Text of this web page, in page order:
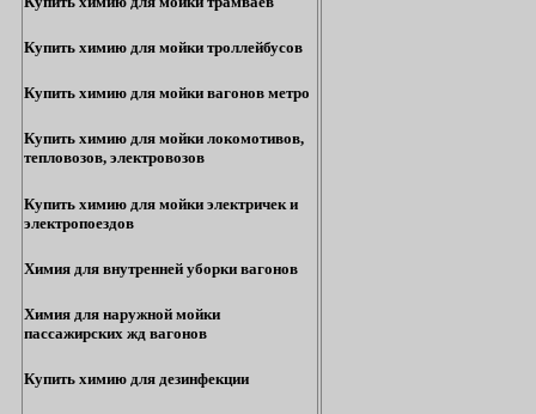
Купить химию для мойки троллейбусов
Купить химию для мойки вагонов метро
Купить химию для мойки локомотивов,
тепловозов, электровозов
Купить химию для мойки электричек и
электропоездов
Химия для внутренней уборки вагонов
Химия для наружной мойки
пассажирских жд вагонов
Купить химию для дезинфекции